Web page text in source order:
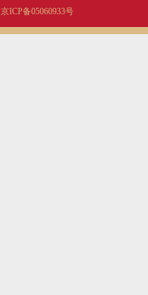
京ICP备05060933号